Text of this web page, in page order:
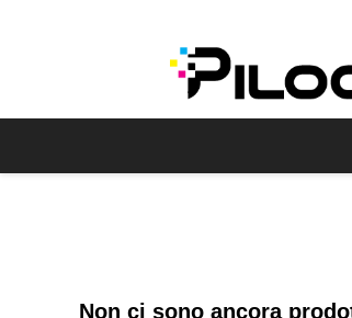
Non ci sono ancora